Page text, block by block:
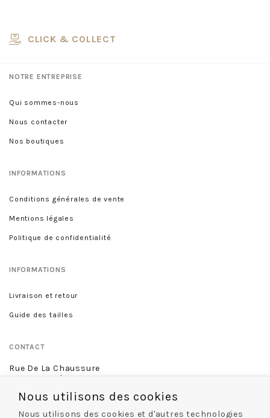
CLICK & COLLECT
NOTRE ENTREPRISE
Qui sommes-nous
Nous contacter
Nos boutiques
INFORMATIONS
Conditions générales de vente
Mentions légales
Politique de confidentialité
INFORMATIONS
Livraison et retour
Guide des tailles
CONTACT
Rue De La Chaussure
46 rue Royale
02 38 68 60 13
Nous utilisons des cookies
Nous utilisons des cookies et d'autres technologies